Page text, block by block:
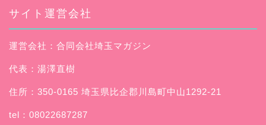
サイト運営会社
運営会社：合同会社埼玉マガジン
代表：湯澤直樹
住所：350-0165 埼玉県比企郡川島町中山1292-21
tel：08022687287